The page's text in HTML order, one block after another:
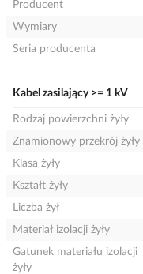
Producent
Wymiary
Seria producenta
Kabel zasilający >= 1 kV
Rodzaj powierzchni żyły
Znamionowy przekrój żyły
Klasa żyły
Kształt żyły
Liczba żył
Materiał izolacji żyły
Gatunek materiału izolacji
żyły